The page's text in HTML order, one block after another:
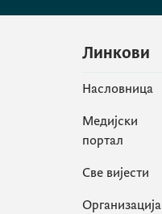
Линкови
Насловница
Медијски
портал
Све вијести
Организација